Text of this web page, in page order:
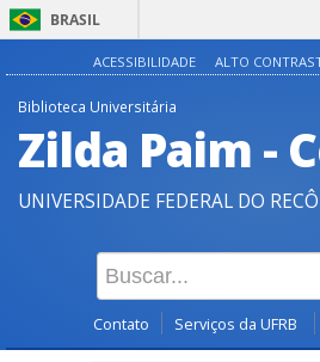
BRASIL
ACESSIBILIDADE ALTO
Biblioteca Universitária
Zilda Paim -
UNIVERSIDADE FEDERAL DO
Contato Serviços da UFRB